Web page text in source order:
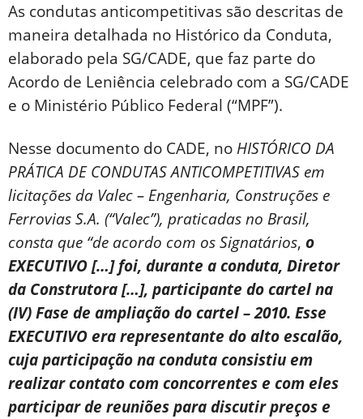
As condutas anticompetitivas são descritas de
maneira detalhada no Histórico da Conduta,
elaborado pela SG/CADE, que faz parte do
Acordo de Leniência celebrado com a SG/CADE
e o Ministério Público Federal (“MPF”).
Nesse documento do CADE, no HISTÓRICO DA
PRÁTICA DE CONDUTAS ANTICOMPETITIVAS em
licitações da Valec – Engenharia, Construções e
Ferrovias S.A. (“Valec”), praticadas no Brasil,
consta que “de acordo com os Signatários, o
EXECUTIVO […] foi, durante a conduta, Diretor
da Construtora […], participante do cartel na
(IV) Fase de ampliação do cartel – 2010. Esse
EXECUTIVO era representante do alto escalão,
cuja participação na conduta consistiu em
realizar contato com concorrentes e com eles
participar de reuniões para discutir preços e